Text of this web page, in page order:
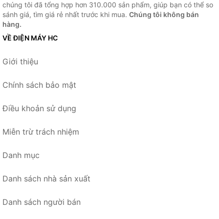
chúng tôi đã tổng hợp hơn 310.000 sản phẩm, giúp bạn có thể so
sánh giá, tìm giá rẻ nhất trước khi mua. Chúng tôi không bán
hàng.
VỀ ĐIỆN MÁY HC
Giới thiệu
Chính sách bảo mật
Điều khoản sử dụng
Miễn trừ trách nhiệm
Danh mục
Danh sách nhà sản xuất
Danh sách người bán